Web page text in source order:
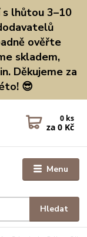
s lhůtou 3–10
ověřte
skladem,
Děkujeme za
😎
Menu
Hledat
0 ks
za 0 Kč